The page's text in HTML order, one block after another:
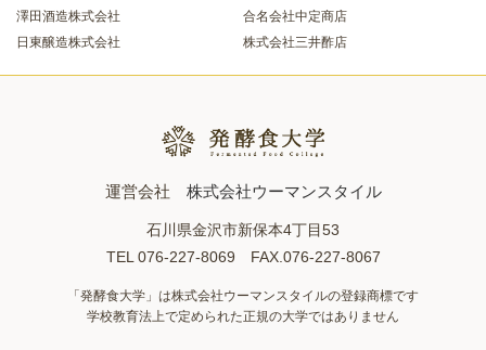
澤田酒造株式会社
合名会社中定商店
日東醸造株式会社
株式会社三井酢店
運営会社 株式会社ウーマンスタイル
石川県金沢市新保本4丁目53
TEL 076-227-8069 FAX.076-227-8067
「発酵食大学」は株式会社ウーマンスタイルの登録商標です
学校教育法上で定められた正規の大学ではありません